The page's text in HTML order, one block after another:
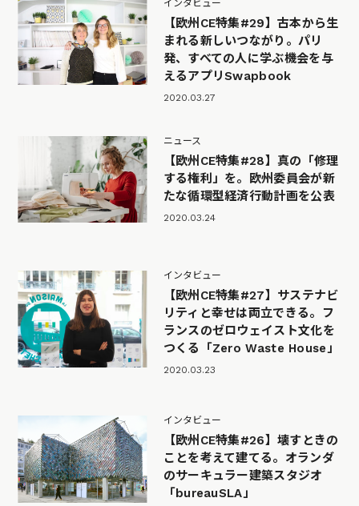
インタビュー
【欧州CE特集#29】古本から生
まれる新しいつながり。パリ
発、すべての人に学ぶ機会を与
えるアプリSwapbook
2020.03.27
ニュース
【欧州CE特集#28】真の「修理
する権利」を。欧州委員会が新
たな循環型経済行動計画を公表
2020.03.24
インタビュー
【欧州CE特集#27】サステナビ
リティと幸せは両立できる。フ
ランスのゼロウェイスト文化を
つくる「Zero Waste House」
2020.03.23
インタビュー
【欧州CE特集#26】壊すときの
ことを考えて建てる。オランダ
のサーキュラー建築スタジオ
「bureauSLA」